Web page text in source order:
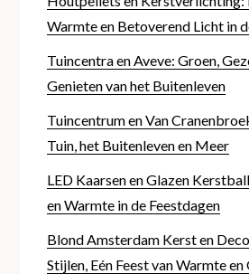
Warmte en Betoverend Licht in
Tuincentra en Aveve: Groen,
Genieten van het Buitenleven
Tuincentrum en Van
Tuin, het Buitenleven en Meer
LED Kaarsen en Glazen
en Warmte in de Feestdagen
Blond Amsterdam Kerst en
Stijlen, Eén Feest van Warmte en